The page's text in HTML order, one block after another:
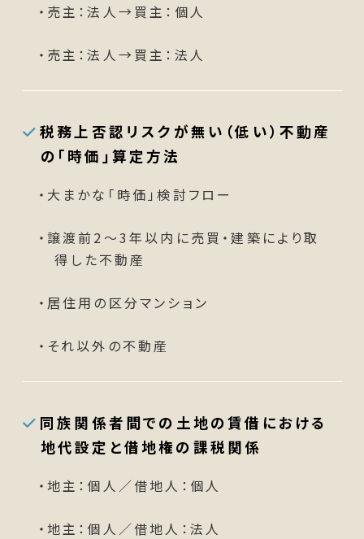
・売主：法人→買主：個人
・売主：法人→買主：法人
税務上否認リスクが無い（低い）不動産
の「時価」算定方法
・大まかな「時価」検討フロー
・譲渡前2～3年以内に売買・建築により取
得した不動産
・居住用の区分マンション
・それ以外の不動産
同族関係者間での土地の賃借における
地代設定と借地権の課税関係
・地主：個人／借地人：個人
・地主：個人／借地人：法人